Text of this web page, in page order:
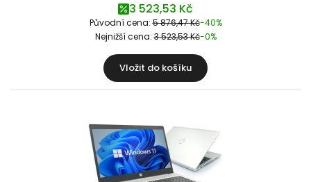
3 523,53 Kč
Původní cena: 5 876,47 Kč-40%
Nejnižší cena: 3 523,53 Kč-0%
Vložit do košíku